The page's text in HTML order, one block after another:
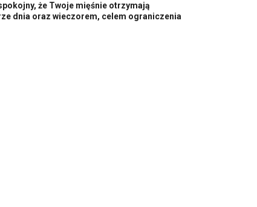
że Twoje mięśnie otrzymają
dnia oraz wieczorem, celem ograniczenia